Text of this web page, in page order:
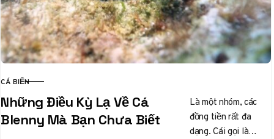
CATEGORY
CÁ BIỂN
Những Điều Kỳ Lạ Về Cá
Blenny Mà Bạn Chưa Biết
Là một nhóm, các
đồng tiền rất đa
dạng. Cái gọi là